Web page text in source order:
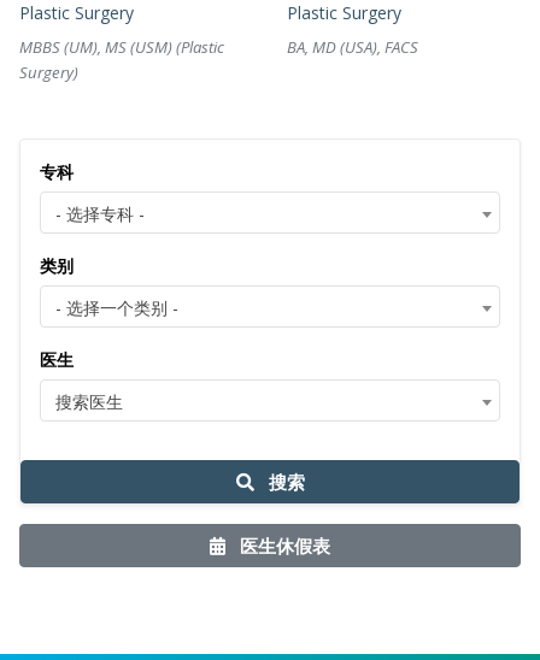
Plastic Surgery
MBBS (UM), MS (USM) (Plastic
Surgery)
Plastic Surgery
BA, MD (USA), FACS
专科
- 选择专科 -
类别
- 选择一个类别 -
医生
搜索医生
搜索
医生休假表